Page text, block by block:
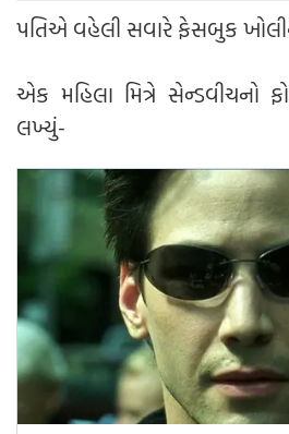
પતિએ વહેલી સવારે ફેસબુક
એક મહિલા મિત્રે સેન્ડવીચનો
લખ્યું-